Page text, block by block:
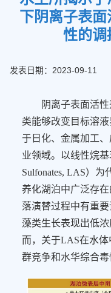
下阴离子表
性的调
发表日期：2023-09-11
阴离子表面活
类能够改变目标溶
于日化、金属加工
业领域。以线性烷
Sulfonates, LAS）为
养化湖泊中广泛存
落演替过程中有重要
藻类生长表现出低
而，关于LAS在水体
群竞争和水华综合毒